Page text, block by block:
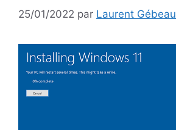
25/01/2022 par Laurent Gébeau